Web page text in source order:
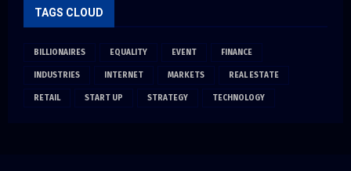
TAGS CLOUD
BILLIONAIRES EQUALITY EVENT FINANCE
INDUSTRIES INTERNET MARKETS REAL ESTATE
RETAIL START UP STRATEGY TECHNOLOGY